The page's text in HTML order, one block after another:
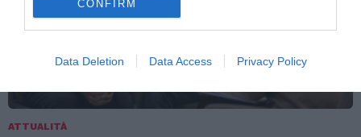
CONFIRM
Data Deletion Data Access Privacy Policy
ATTUALITÀ